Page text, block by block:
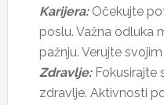
Karijera:Očekujte
poslu. Važna odluka
pažnju. Verujte
Zdravlje:Fokusirajte
zdravlje. Aktivnosti